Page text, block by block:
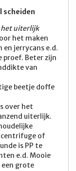
scheiden
het uiterlijk
het maken
jerrycans e.d.
proef. Beter zijn
van
beetje doffe
over het
uiterlijk.
of
is PP te
e.d. Mooie
een grote